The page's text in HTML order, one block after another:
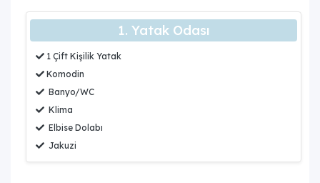
sayede daha kalabalık gruplar için birden fazla villa
birlikte değerlendirilebilir.1. Yatak Odası
1 Çift Kişilik Yatak
Komodin
Banyo/WC
Klima
Elbise Dolabı
Jakuzi